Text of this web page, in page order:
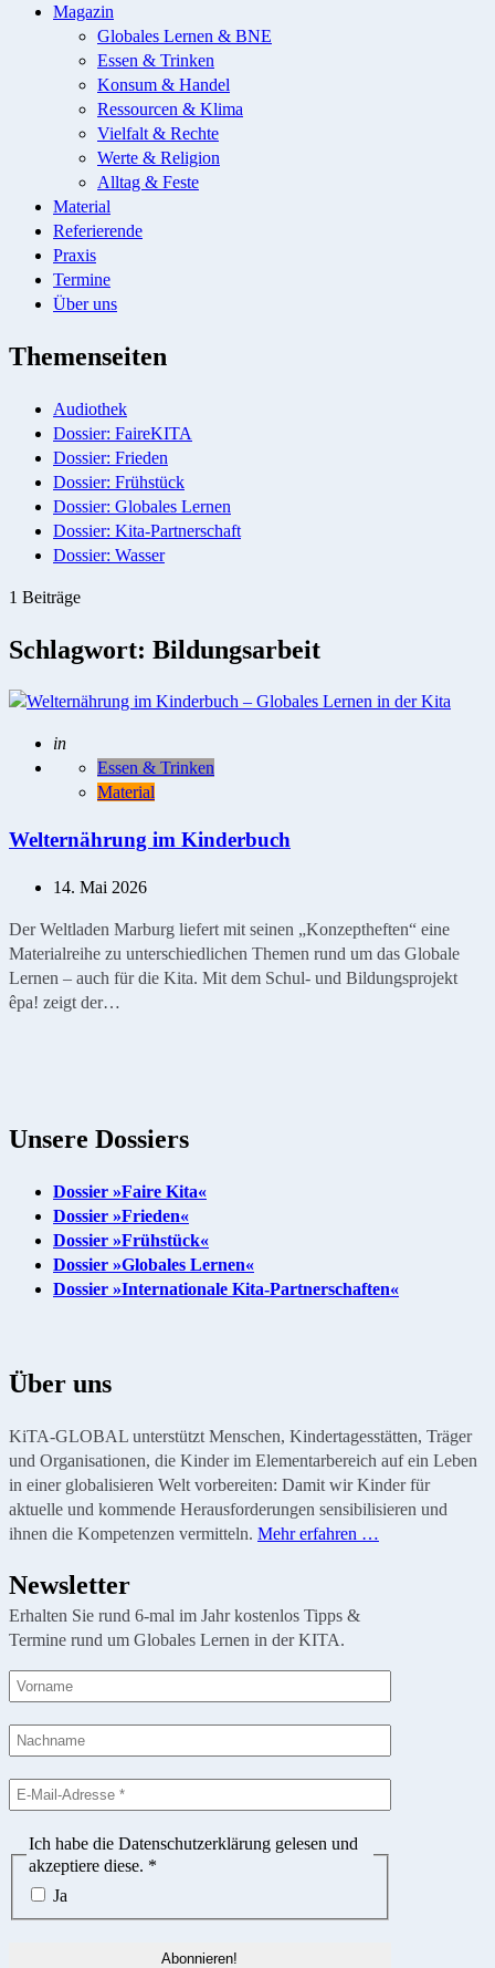
Magazin
Globales Lernen & BNE
Essen & Trinken
Konsum & Handel
Ressourcen & Klima
Vielfalt & Rechte
Werte & Religion
Alltag & Feste
Material
Referierende
Praxis
Termine
Über uns
Themenseiten
Audiothek
Dossier: FaireKITA
Dossier: Frieden
Dossier: Frühstück
Dossier: Globales Lernen
Dossier: Kita-Partnerschaft
Dossier: Wasser
1 Beiträge
Schlagwort: Bildungsarbeit
Geschrieben
in
Essen & Trinken
Material
Welternährung im Kinderbuch
14. Mai 2026
Der Weltladen Marburg liefert mit seinen „Konzeptheften“ eine
Materialreihe zu unterschiedlichen Themen rund um das Globale
Lernen – auch für die Kita. Mit dem Schul- und Bildungsprojekt
êpa! zeigt der…
Unsere Dossiers
Dossier »Faire Kita«
Dossier »Frieden«
Dossier »Frühstück«
Dossier »Globales Lernen«
Dossier »Internationale Kita-Partnerschaften«
Über uns
KiTA-GLOBAL unterstützt Menschen, Kindertagesstätten, Träger
und Organisationen, die Kinder im Elementarbereich auf ein Leben
in einer globalisieren Welt vorbereiten: Damit wir Kinder für
aktuelle und kommende Herausforderungen sensibilisieren und
ihnen die Kompetenzen vermitteln. Mehr erfahren …
Newsletter
Erhalten Sie rund 6-mal im Jahr kostenlos Tipps &
Termine rund um Globales Lernen in der KITA.
Ich habe die Datenschutzerklärung gelesen und
akzeptiere diese. *
Ja